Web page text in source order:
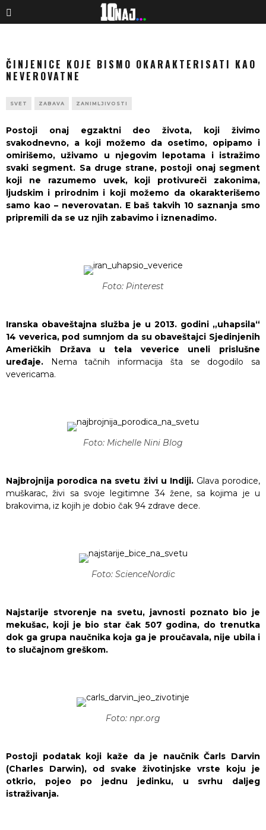
ČINJENICE KOJE BISMO OKARAKTERISATI KAO
NEVEROVATNE
SVET ZABAVA ZANIMLJIVOSTI
Postoji onaj egzaktni deo života, koji živimo
svakodnevno, a koji možemo da osetimo, opipamo i
omirišemo, uživamo u njegovim lepotama i istražimo
svaki segment. Sa druge strane, postoji onaj segment
koji ne razumemo uvek, koji protivureči zakonima,
ljudskim i prirodnim i koji možemo da okarakterišemo
samo kao – neverovatan. E baš takvih 10 saznanja smo
pripremili da se uz njih zabavimo i iznenadimo.
Foto: Pinterest
Iranska obaveštajna služba je u 2013. godini „uhapsila“
14 veverica, pod sumnjom da su obaveštajci Sjedinjenih
Američkih Država u tela veverice uneli prislušne
uređaje. Nema tačnih informacija šta se dogodilo sa
vevericama.
Foto: Michelle Nini Blog
Najbrojnija porodica na svetu živi u Indiji. Glava porodice,
muškarac, živi sa svoje legitimne 34 žene, sa kojima je u
brakovima, iz kojih je dobio čak 94 zdrave dece.
Foto: ScienceNordic
Najstarije stvorenje na svetu, javnosti poznato bio je
mekušac, koji je bio star čak 507 godina, do trenutka
dok ga grupa naučnika koja ga je proučavala, nije ubila i
to slučajnom greškom.
Foto: npr.org
Postoji podatak koji kaže da je naučnik Čarls Darvin
(Charles Darwin), od svake životinjske vrste koju je
otkrio, pojeo po jednu jedinku, u svrhu daljeg
istraživanja.